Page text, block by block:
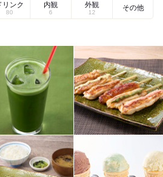
リンク
80
内観
6
外観
12
その他